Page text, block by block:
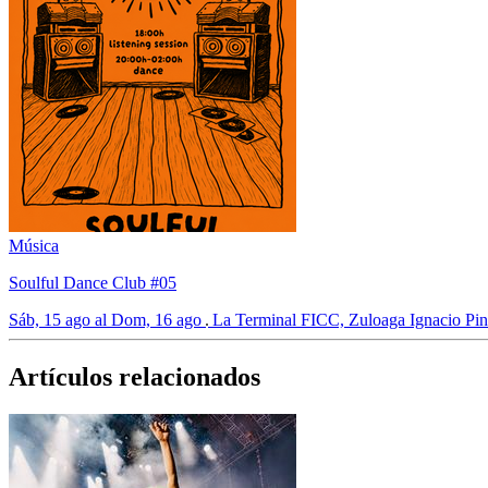
Música
Soulful Dance Club #05
Sáb, 15 ago al Dom, 16 ago La Terminal FICC, Zuloaga Ignacio
Artículos relacionados